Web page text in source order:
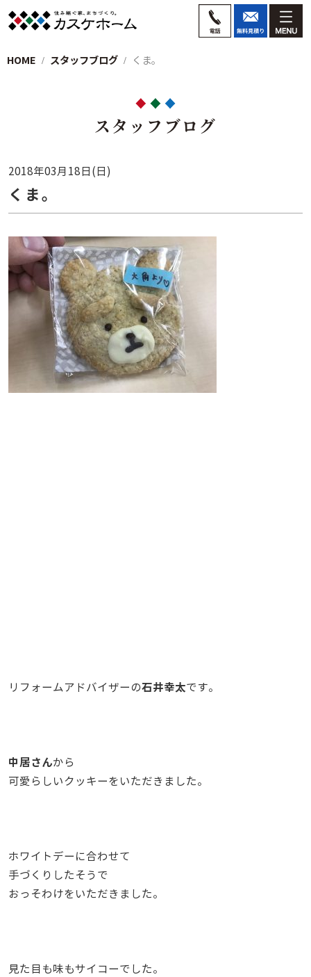
HOME スタッフブログ くま。
スタッフブログ
2018年03月18日(日)
くま。
リフォームアドバイザーの石井幸太です。
中居さんから
可愛らしいクッキーをいただきました。
ホワイトデーに合わせて
手づくりしたそうで
おっそわけをいただきました。
見た目も味もサイコーでした。